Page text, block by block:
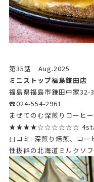
第35話 Aug.2025
ミニストップ福島鎌田店
福島県福島市鎌田中家32-3
☎024-554-2961
まぜてのむ深煎りコーヒ
★★★★☆☆☆☆☆☆
口コミ: 深煎り焙煎、コ
性抜群の北海道ミルクソ